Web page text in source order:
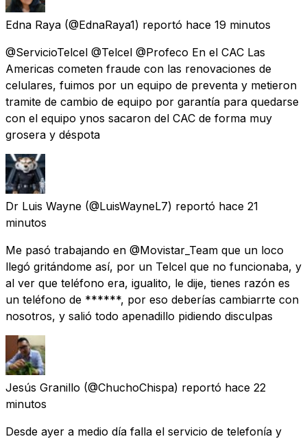
Edna Raya (@EdnaRaya1) reportó hace 19 minutos
@ServicioTelcel @Telcel @Profeco En el CAC Las
Americas cometen fraude con las renovaciones de
celulares, fuimos por un equipo de preventa y metieron
tramite de cambio de equipo por garantía para quedarse
con el equipo ynos sacaron del CAC de forma muy
grosera y déspota
Dr Luis Wayne (@LuisWayneL7) reportó hace 21
minutos
Me pasó trabajando en @Movistar_Team que un loco
llegó gritándome así, por un Telcel que no funcionaba, y
al ver que teléfono era, igualito, le dije, tienes razón es
un teléfono de ******, por eso deberías cambiarrte con
nosotros, y salió todo apenadillo pidiendo disculpas
Jesús Granillo (@ChuchoChispa) reportó hace 22
minutos
Desde ayer a medio día falla el servicio de telefonía y